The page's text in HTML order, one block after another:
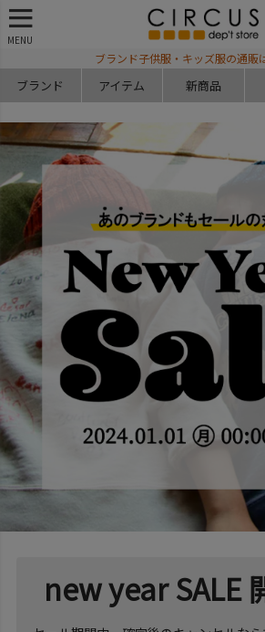
MENU
ブランド子供服・キッズ服の通販
ブランド アイテム 新商品
new year SALE